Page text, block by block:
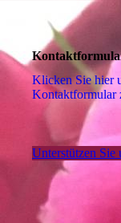
Klicken Sie hier
Kon­takt­for­mu­lar
Unterstützen Sie